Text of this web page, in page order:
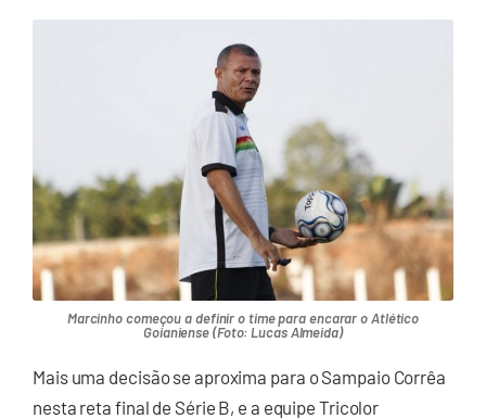
Marcinho começou a definir o time para encarar o Atlético
Goianiense (Foto: Lucas Almeida)
Mais uma decisão se aproxima para o Sampaio Corrêa
nesta reta final de Série B, e a equipe Tricolor